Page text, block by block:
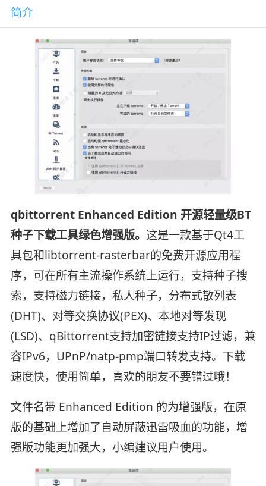
简介
qbittorrent Enhanced Edition 开源轻量级BT
种子下载工具绿色增强版。 这是一款基于Qt4工
具包和libtorrent-rasterbar的免费开源应用程
序，可在所有主流操作系统上运行，支持种子搜
索，支持磁力链接，私人种子，分布式散列表
(DHT)、对等交换协议(PEX)、本地对等发现
(LSD)、qBittorrent支持加密链接支持IP过滤，兼
容IPv6，UPnP/natp-pmp端口转发支持。下载
速度快，使用简单，喜欢的朋友不要错过哦！
文件名带 Enhanced Edition 的为增强版，在原
版的基础上增加了自动屏蔽迅雷吸血的功能，增
强版功能更加强大，小编建议用户使用。